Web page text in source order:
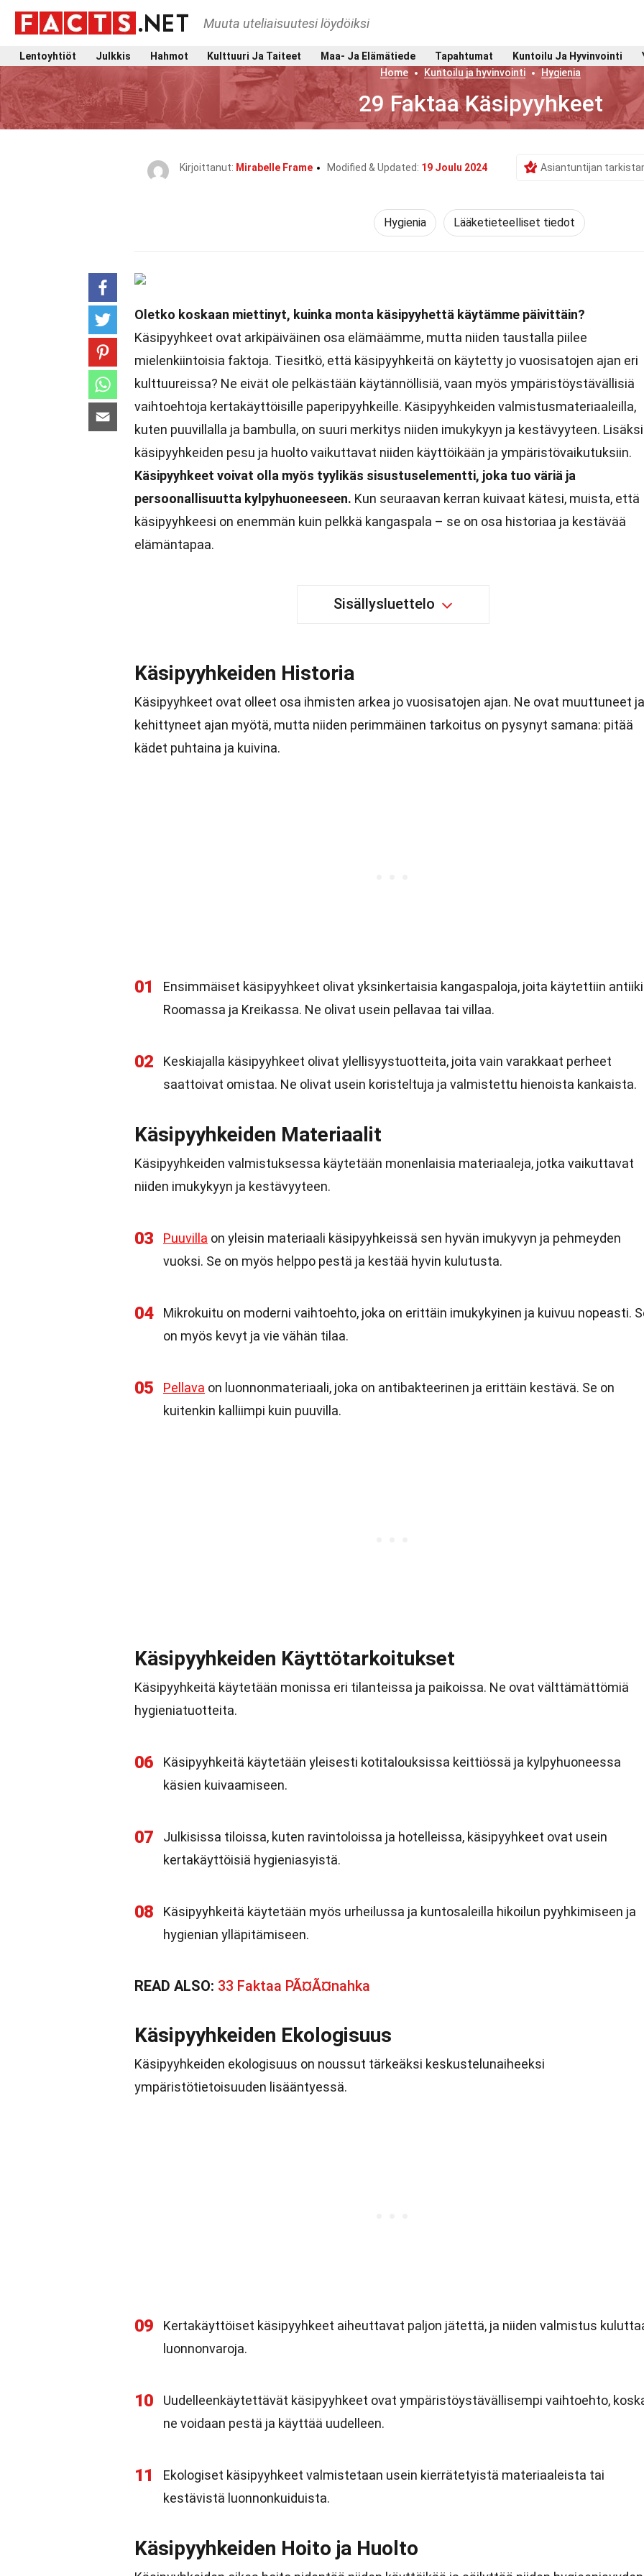
Muuta uteliaisuutesi löydöiksi
Lentoyhtiöt Julkkis Hahmot Kulttuuri Ja Taiteet Maa- Ja Elämätiede Tapahtumat Kuntoilu Ja Hyvinvointi
Home
Kuntoilu ja hyvinvointi Hygienia
29 Faktaa Käsipyyhkeet
Kirjoittanut: Mirabelle Frame Modified & Updated: 19 Joulu 2024 Asiantuntijan
Hygienia Lääketieteelliset tiedot
Oletko koskaan miettinyt, kuinka monta käsipyyhettä käytämme päivittäin?
Käsipyyhkeet ovat arkipäiväinen osa elämäämme, mutta niiden taustalla piilee
mielenkiintoisia faktoja. Tiesitkö, että käsipyyhkeitä on käytetty jo vuosisatojen ajan eri
kulttuureissa? Ne eivät ole pelkästään käytännöllisiä, vaan myös ympäristöystävällisiä
vaihtoehtoja kertakäyttöisille paperipyyhkeille. Käsipyyhkeiden valmistusmateriaaleilla,
kuten puuvillalla ja bambulla, on suuri merkitys niiden imukykyyn ja kestävyyteen. Lisäksi
käsipyyhkeiden pesu ja huolto vaikuttavat niiden käyttöikään ja ympäristövaikutuksiin.
Käsipyyhkeet voivat olla myös tyylikäs sisustuselementti, joka tuo väriä ja
persoonallisuutta kylpyhuoneeseen. Kun seuraavan kerran kuivaat kätesi, muista, että
käsipyyhkeesi on enemmän kuin pelkkä kangaspala – se on osa historiaa ja kestävää
elämäntapaa.
Sisällysluettelo
Käsipyyhkeiden Historia
Käsipyyhkeet ovat olleet osa ihmisten arkea jo vuosisatojen ajan. Ne ovat muuttuneet ja
kehittyneet ajan myötä, mutta niiden perimmäinen tarkoitus on pysynyt samana: pitää
kädet puhtaina ja kuivina.
01
Ensimmäiset käsipyyhkeet olivat yksinkertaisia kangaspaloja, joita käytettiin
Roomassa ja Kreikassa. Ne olivat usein pellavaa tai villaa.
02
Keskiajalla käsipyyhkeet olivat ylellisyystuotteita, joita vain varakkaat perheet
saattoivat omistaa. Ne olivat usein koristeltuja ja valmistettu hienoista kankaista.
Käsipyyhkeiden Materiaalit
Käsipyyhkeiden valmistuksessa käytetään monenlaisia materiaaleja, jotka vaikuttavat
niiden imukykyyn ja kestävyyteen.
03 Puuvilla on yleisin materiaali käsipyyhkeissä sen hyvän imukyvyn ja pehmeyden
vuoksi. Se on myös helppo pestä ja kestää hyvin kulutusta.
04
Mikrokuitu on moderni vaihtoehto, joka on erittäin imukykyinen ja kuivuu nopeasti.
on myös kevyt ja vie vähän tilaa.
05 Pellava on luonnonmateriaali, joka on antibakteerinen ja erittäin kestävä. Se on
kuitenkin kalliimpi kuin puuvilla.
Käsipyyhkeiden Käyttötarkoitukset
Käsipyyhkeitä käytetään monissa eri tilanteissa ja paikoissa. Ne ovat välttämättömiä
hygieniatuotteita.
06
Käsipyyhkeitä käytetään yleisesti kotitalouksissa keittiössä ja kylpyhuoneessa
käsien kuivaamiseen.
07
Julkisissa tiloissa, kuten ravintoloissa ja hotelleissa, käsipyyhkeet ovat usein
kertakäyttöisiä hygieniasyistä.
08
Käsipyyhkeitä käytetään myös urheilussa ja kuntosaleilla hikoilun pyyhkimiseen ja
hygienian ylläpitämiseen.
READ ALSO: 33 Faktaa PÃ¤Ã¤nahka
Käsipyyhkeiden Ekologisuus
Käsipyyhkeiden ekologisuus on noussut tärkeäksi keskustelunaiheeksi
ympäristötietoisuuden lisääntyessä.
09
Kertakäyttöiset käsipyyhkeet aiheuttavat paljon jätettä, ja niiden valmistus
luonnonvaroja.
10
Uudelleenkäytettävät käsipyyhkeet ovat ympäristöystävällisempi vaihtoehto,
ne voidaan pestä ja käyttää uudelleen.
11
Ekologiset käsipyyhkeet valmistetaan usein kierrätetyistä materiaaleista tai
kestävistä luonnonkuiduista.
Käsipyyhkeiden Hoito ja Huolto